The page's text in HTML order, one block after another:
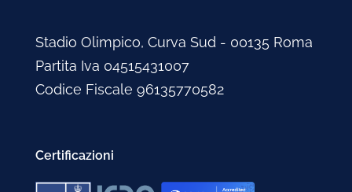
Stadio Olimpico, Curva Sud - 00135 Roma
Partita Iva 04515431007
Codice Fiscale 96135770582
Certificazioni